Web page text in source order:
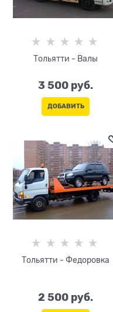
Тольятти - Валы
3 500 руб.
ДОБАВИТЬ
Тольятти - Федоровка
2 500 руб.